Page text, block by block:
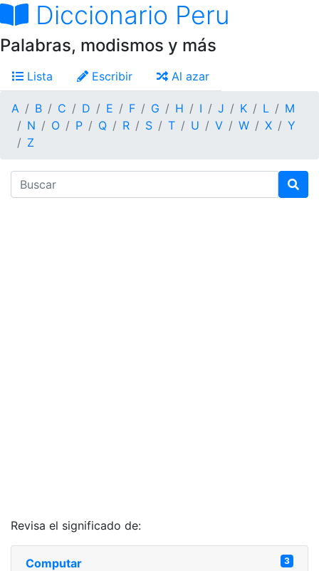
Diccionario Peru
Palabras, modismos y más
Lista Escribir Al azar
A B C D E F G H I J K L
M
N
O P Q R S T U V W X
Y
Z
Revisa el significado de:
Computar 3